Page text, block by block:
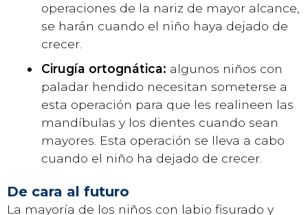
operaciones de la nariz de mayor alcance,
se harán cuando el niño haya dejado de
crecer.
Cirugía ortognática: algunos niños con
paladar hendido necesitan someterse a
esta operación para que les realineen las
mandíbulas y los dientes cuando sean
mayores. Esta operación se lleva a cabo
cuando el niño ha dejado de crecer.
De cara al futuro
La mayoría de los niños con labio fisurado y